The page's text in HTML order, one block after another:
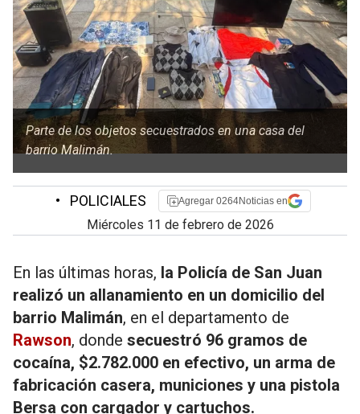
Parte de los objetos secuestrados en una casa del
barrio Malimán.
• POLICIALES Agregar 0264Noticias en
miércoles 11 de febrero de 2026
En las últimas horas, la Policía de San Juan
realizó un allanamiento en un domicilio del
barrio Malimán, en el departamento de
Rawson, donde secuestró 96 gramos de
cocaína, $2.782.000 en efectivo, un arma de
fabricación casera, municiones y una pistola
Bersa con cargador y cartuchos.